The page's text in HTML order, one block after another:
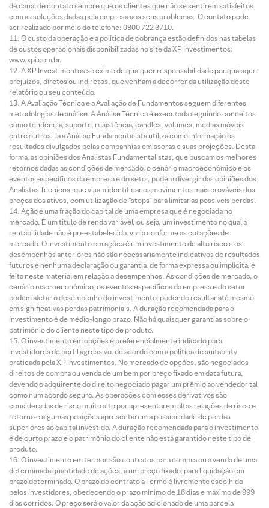
de canal de contato sempre que os clientes que não se sentirem satisfeitos
com as soluções dadas pela empresa aos seus problemas. O contato pode
ser realizado por meio do telefone: 0800 722 3710.
O custo da operação e a política de cobrança estão definidos nas tabelas
de custos operacionais disponibilizadas no site da XP Investimentos:
www.xpi.com.br.
A XP Investimentos se exime de qualquer responsabilidade por quaisquer
prejuízos, diretos ou indiretos, que venham a decorrer da utilização deste
relatório ou seu conteúdo.
A Avaliação Técnica e a Avaliação de Fundamentos seguem diferentes
metodologias de análise. A Análise Técnica é executada seguindo conceitos
como tendência, suporte, resistência, candles, volumes, médias móveis
entre outros. Já a Análise Fundamentalista utiliza como informação os
resultados divulgados pelas companhias emissoras e suas projeções. Desta
forma, as opiniões dos Analistas Fundamentalistas, que buscam os melhores
retornos dadas as condições de mercado, o cenário macroeconômico e os
eventos específicos da empresa e do setor, podem divergir das opiniões dos
Analistas Técnicos, que visam identificar os movimentos mais prováveis dos
preços dos ativos, com utilização de “stops” para limitar as possíveis perdas.
Ação é uma fração do capital de uma empresa que é negociada no
mercado. É um título de renda variável, ou seja, um investimento no qual a
rentabilidade não é preestabelecida, varia conforme as cotações de
mercado. O investimento em ações é um investimento de alto risco e os
desempenhos anteriores não são necessariamente indicativos de resultados
futuros e nenhuma declaração ou garantia, de forma expressa ou implícita, é
feita neste material em relação a desempenhos. As condições de mercado, o
cenário macroeconômico, os eventos específicos da empresa e do setor
podem afetar o desempenho do investimento, podendo resultar até mesmo
em significativas perdas patrimoniais. A duração recomendada para o
investimento é de médio-longo prazo. Não há quaisquer garantias sobre o
patrimônio do cliente neste tipo de produto.
O investimento em opções é preferencialmente indicado para
investidores de perfil agressivo, de acordo com a política de suitability
praticada pela XP Investimentos. No mercado de opções, são negociados
direitos de compra ou venda de um bem por preço fixado em data futura,
devendo o adquirente do direito negociado pagar um prêmio ao vendedor tal
como num acordo seguro. As operações com esses derivativos são
consideradas de risco muito alto por apresentarem altas relações de risco e
retorno e algumas posições apresentarem a possibilidade de perdas
superiores ao capital investido. A duração recomendada para o investimento
é de curto prazo e o patrimônio do cliente não está garantido neste tipo de
produto.
O investimento em termos são contratos para compra ou a venda de uma
determinada quantidade de ações, a um preço fixado, para liquidação em
prazo determinado. O prazo do contrato a Termo é livremente escolhido
pelos investidores, obedecendo o prazo mínimo de 16 dias e máximo de 999
dias corridos. O preço será o valor da ação adicionado de uma parcela